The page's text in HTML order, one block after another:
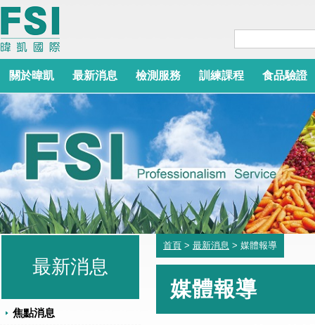
關於暐凱 最新消息 檢測服務 訓練課程 食品驗證
最新消息
焦點消息
首頁 > 最新消息 > 媒體報導
媒體報導